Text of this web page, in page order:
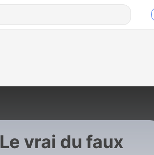
Le vrai du faux